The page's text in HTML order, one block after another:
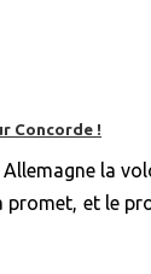
Concorde !
la
et le